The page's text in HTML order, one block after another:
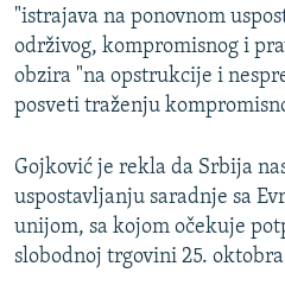
"istrajava na ponovnom
održivog, kompromisnog i
obzira "na opstrukcije i
posveti traženju
Gojković je rekla da Srbija
uspostavljanju saradnje sa
unijom, sa kojom očekuje
slobodnoj trgovini 25.